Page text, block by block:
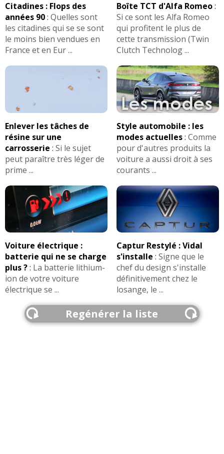
Citadines : Flops des
années 90: Quelles sont
les citadines qui se se sont
le moins bien vendues en
France et en Eur ...
Boîte TCT d'Alfa Romeo:
Si ce sont les Alfa Romeo
qui profitent le plus de
cette transmission (Twin
Clutch Technolog ...
Enlever les tâches de
résine sur une
carrosserie : Si le sujet
peut paraître très léger de
prime ...
Style automobile : les
modes actuelles: Comme
pour d'autres produits la
voiture a aussi droit à ses
courants ...
Voiture électrique :
batterie qui ne se charge
plus ?: La batterie lithium-
ion de votre voiture
électrique se ...
Captur Restylé : Vidal
s'installe : Signe que le
chef du design s'installe
définitivement chez le
losange, le ...
Regénérer la liste